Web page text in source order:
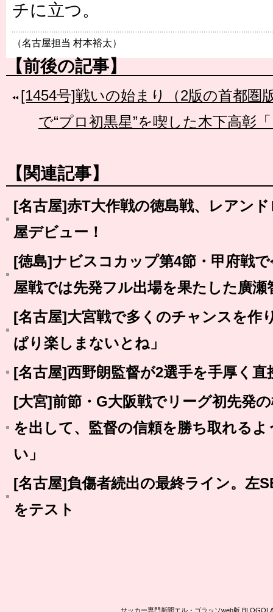
チに立つ。
（名古屋担当 村本裕太）
【前後の記事】
[1454号]戦いの始まり（2版の首都圏
で“プロ初黒星”を喫した木下高彰
【関連記事】
[名古屋]赤T大作戦の徳島戦、レアン
屋デビュー！
[徳島]ナビスコカップ第4節・甲府戦
屋戦では先発フル出場を果たした廣瀬
[名古屋]大宮戦で多くのチャンスを作
ぱり楽しまないとね」
[名古屋]西野朗監督が2選手を手厚く直
[大宮]前節・G大阪戦でリーグ初先発
を出して、監督の信頼を勝ち取れる
い」
[名古屋]負傷者続出の最終ライン。左
をテスト
サッカー専門新聞エル・ゴラッソweb版